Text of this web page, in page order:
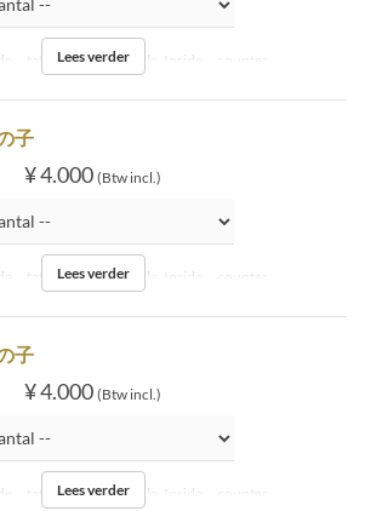
tatami, Inside table, Inside counter
Lees verder
子
¥ 4.000 (Btw incl.)
tatami, Inside table, Inside counter
Lees verder
子
¥ 4.000 (Btw incl.)
tatami, Inside table, Inside counter
Lees verder